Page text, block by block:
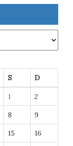
S D
1 2
8 9
15 16